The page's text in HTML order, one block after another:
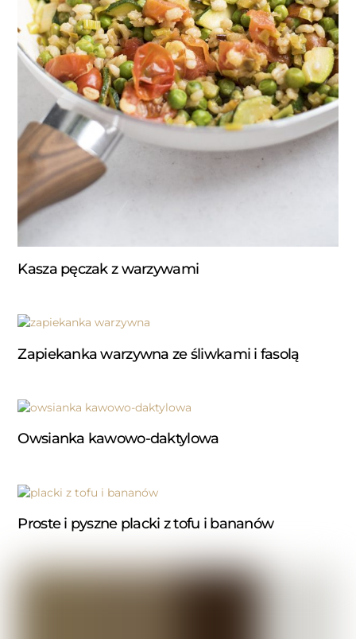
Kasza pęczak z warzywami
Zapiekanka warzywna ze śliwkami i fasolą
Owsianka kawowo-daktylowa
Proste i pyszne placki z tofu i bananów